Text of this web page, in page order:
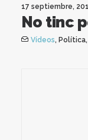
17 septiembre,
No tinc
Vídeos, Política,